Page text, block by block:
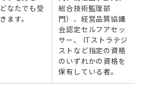
なたでも受
ます。
総合技術監理部
門）、経営品質協議
会認定セルフアセッ
サー、 ITストラテジ
ストなど指定の資格
のいずれかの資格を
保有している者。